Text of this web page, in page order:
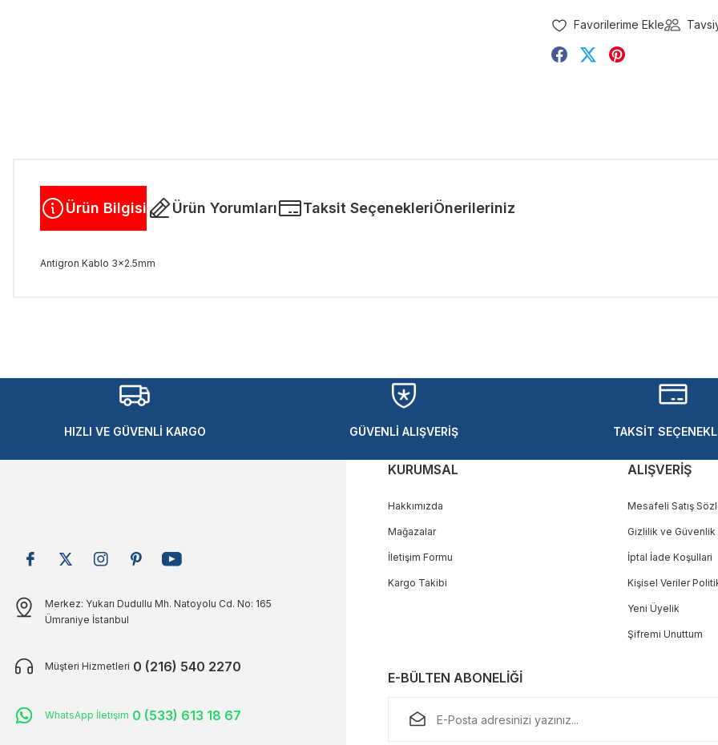
Ürün Bilgisi Ürün Yorumları Taksit SeçenekleriÖnerileriniz
Antigron Kablo 3x2.5mm
Yorum Yaz
Ürün açıklamasında eksik bilgiler bulunuyor.
Ürün bilgilerinde hatalar bulunuyor.
Ürün fiyatı diğer sitelerden daha pahalı.
HIZLI VE GÜVENLİ KARGO GÜVENLİ ALIŞVERİŞ TAKSİT
Merkez: Yukarı Dudullu Mh. Natoyolu Cd. No: 165
Ümraniye İstanbul
Müşteri Hizmetleri 0 (216) 540 2270
WhatsApp İletişim 0 (533) 613 18 67
KURUMSAL
Hakkımızda
Mağazalar
İletişim Formu
Kargo Takibi
ALIŞVERİŞ
Mesafeli Satış
Gizlilik ve Güvenlik
İptal İade Koşullari
Kişisel Veriler
Yeni Üyelik
Şifremi Unuttum
E-BÜLTEN ABONELİĞİ